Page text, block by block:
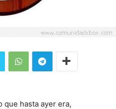
que hasta ayer era,